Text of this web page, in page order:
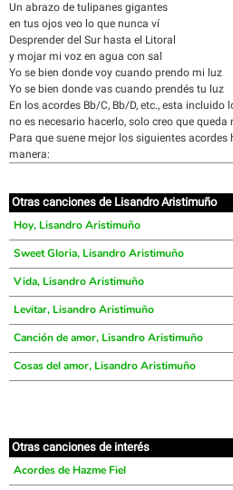
Un abrazo de tulipanes gigantes
en tus ojos veo lo que nunca ví
Desprender del Sur hasta el Litoral
y mojar mi voz en agua con sal
Yo se bien donde voy cuando prendo mi luz
Yo se bien donde vas cuando prendés tu luz
En los acordes Bb/C, Bb/D, etc., esta incluido
no es necesario hacerlo, solo creo que queda
Para que suene mejor los siguientes acordes
manera:
Otras canciones de Lisandro Aristimuño
Hoy, Lisandro Aristimuño
Sweet Gloria, Lisandro Aristimuño
Vida, Lisandro Aristimuño
Levitar, Lisandro Aristimuño
Canción de amor, Lisandro Aristimuño
Cosas del amor, Lisandro Aristimuño
Otras canciones de interés
Acordes de Hazme Fiel